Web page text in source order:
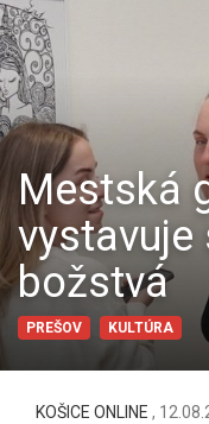
Mestská
vystavuje
božstvá
PREŠOV KULTÚRA
KOŠICE ONLINE ,